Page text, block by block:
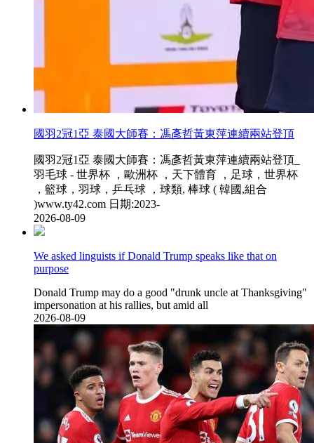
國羽2冠1亞 泰國大師賽：馮彥哲黃東萍連續兩站登頂
國羽2冠1亞 泰國大師賽：馮彥哲黃東萍連續兩站登頂_
羽毛球 - 世界杯 ，歐洲杯 ，天下體育  ，足球，世界杯 
，籃球，羽球，乒乓球 ，球類, 棒球 ( 韓國,組合
)www.ty42.com 日期:2023-
2026-08-09
We asked linguists if Donald Trump speaks like that on
purpose
Donald Trump may do a good "drunk uncle at Thanksgiving"
impersonation at his rallies, but amid all
2026-08-09